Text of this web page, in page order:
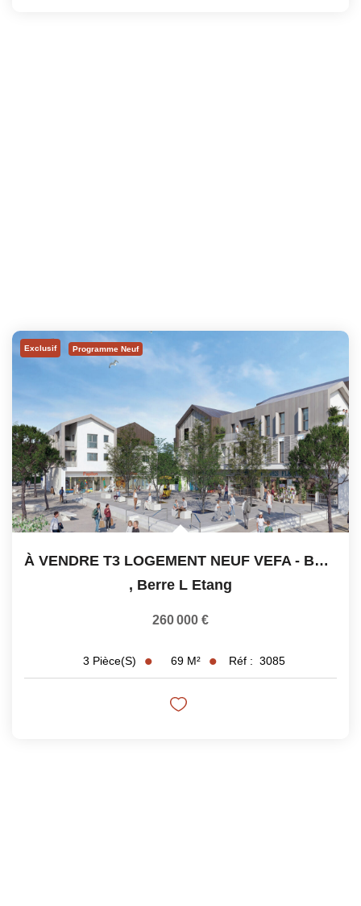
Exclusif Programme Neuf
À VENDRE T3 LOGEMENT NEUF VEFA - BERRE L'ETANG
, Berre L Etang
260 000 €
3 Pièce(s) 69 M² Réf : 3085